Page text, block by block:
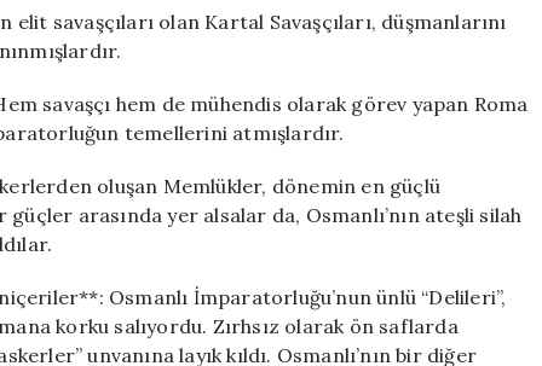
savaşçıları olan Kartal Savaşçıları, düşmanlarını
savaşçı hem de mühendis olarak görev yapan Roma
temellerini atmışlardır.
oluşan Memlükler, dönemin en güçlü
arasında yer alsalar da, Osmanlı’nın ateşli silah
Osmanlı İmparatorluğu’nun ünlü “Delileri”,
korku salıyordu. Zırhsız olarak ön saflarda
unvanına layık kıldı. Osmanlı’nın bir diğer